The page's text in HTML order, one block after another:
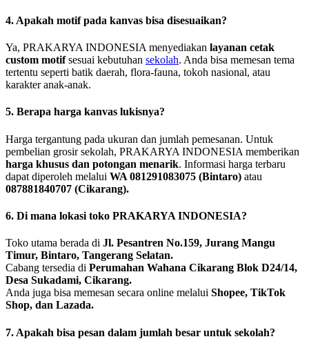
4. Apakah motif pada kanvas bisa disesuaikan?
Ya, PRAKARYA INDONESIA menyediakan layanan cetak
custom motifsesuai kebutuhan sekolah. Anda bisa memesan tema
tertentu seperti batik daerah, flora-fauna, tokoh nasional, atau
karakter anak-anak.
5. Berapa harga kanvas lukisnya?
Harga tergantung pada ukuran dan jumlah pemesanan. Untuk
pembelian grosir sekolah, PRAKARYA INDONESIA memberikan
harga khusus dan potongan menarik. Informasi harga terbaru
dapat diperoleh melalui WA 081291083075 (Bintaro) atau
087881840707 (Cikarang).
6. Di mana lokasi toko PRAKARYA INDONESIA?
Toko utama berada di Jl. Pesantren No.159, Jurang Mangu
Timur, Bintaro, Tangerang Selatan.
Cabang tersedia di Perumahan Wahana Cikarang Blok D24/14,
Desa Sukadami, Cikarang.
Anda juga bisa memesan secara online melalui Shopee, TikTok
Shop, dan Lazada.
7. Apakah bisa pesan dalam jumlah besar untuk sekolah?